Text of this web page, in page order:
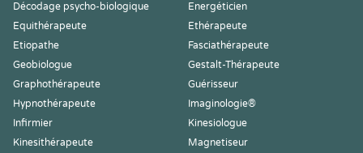
Décodage psycho-biologique
Energéticien
Equithérapeute
Ethérapeute
Etiopathe
Fasciathérapeute
Geobiologue
Gestalt-Thérapeute
Graphothérapeute
Guérisseur
Hypnothérapeute
Imaginologie®
Infirmier
Kinesiologue
Kinesithérapeute
Magnetiseur